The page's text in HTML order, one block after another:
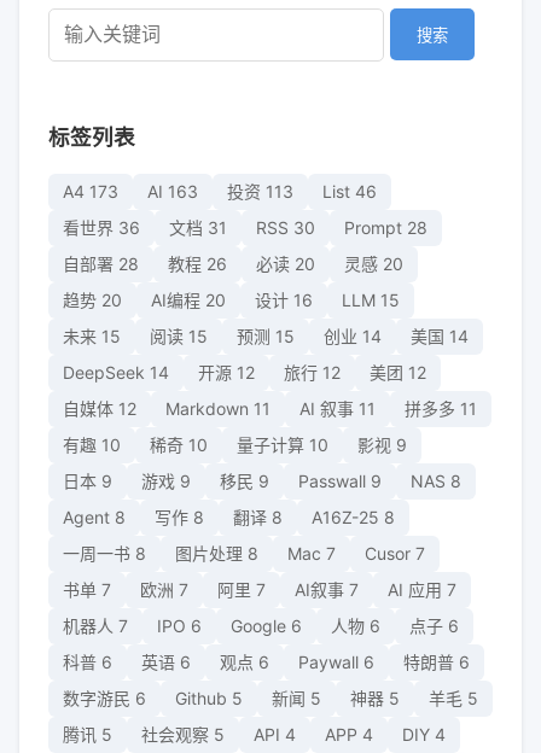
搜索
标签列表
A4 173 AI 163 投资 113 List 46
看世界 36 文档 31 RSS 30 Prompt 28
自部署 28 教程 26 必读 20 灵感 20
趋势 20 AI编程 20 设计 16 LLM 15
未来 15 阅读 15 预测 15 创业 14 美国 14
DeepSeek 14 开源 12 旅行 12 美团 12
自媒体 12 Markdown 11 AI 叙事 11 拼多多 11
有趣 10 稀奇 10 量子计算 10 影视 9
日本 9 游戏 9 移民 9 Passwall 9 NAS 8
Agent 8 写作 8 翻译 8 A16Z-25 8
一周一书 8 图片处理 8 Mac 7 Cusor 7
书单 7 欧洲 7 阿里 7 AI叙事 7 AI 应用 7
机器人 7 IPO 6 Google 6 人物 6 点子 6
科普 6 英语 6 观点 6 Paywall 6 特朗普 6
数字游民 6 Github 5 新闻 5 神器 5 羊毛 5
腾讯 5 社会观察 5 API 4 APP 4 DIY 4